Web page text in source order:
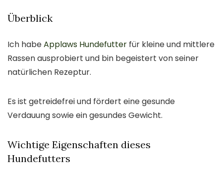
Überblick
Ich habeApplaws Hundefutter für kleine und mittlere
Rassen ausprobiert und bin begeistert von seiner
natürlichen Rezeptur.
Es ist getreidefrei und fördert eine gesunde
Verdauung sowie ein gesundes Gewicht.
Wichtige Eigenschaften dieses
Hundefutters